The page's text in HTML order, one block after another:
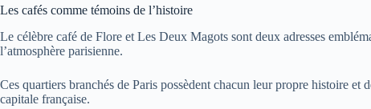
Les cafés comme témoins de l’histoire
Le célèbre café de Flore et Les Deux Magots sont deux adresses
l’atmosphère parisienne.
Ces quartiers branchés de Paris possèdent chacun leur propre histoire et
capitale française.